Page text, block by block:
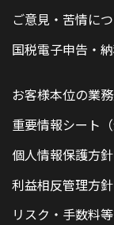
ご意見・苦情に
国税電子申告・
お客様本位の業
重要情報シート
個人情報保護方針
利益相反管理方針
リスク・手数料